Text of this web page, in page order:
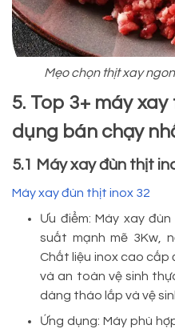
Mẹo chọn thịt xay
5. Top 3+ máy
dụng bán chạy
5.1 Máy xay đùn thịt
Máy xay đùn thịt inox 32
Ưu điểm: Máy xay
suất mạnh mẽ 3Kw,
Chất liệu inox cao cấp
và an toàn vệ sinh
dàng tháo lắp và vệ
Ứng dụng: Máy phù